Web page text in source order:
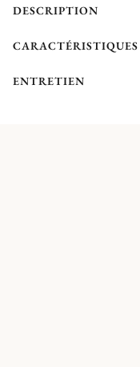
DESCRIPTION
CARACTÉRISTIQUES
ENTRETIEN